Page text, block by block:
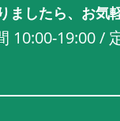
ましたら、お気
10:00-19:00 /